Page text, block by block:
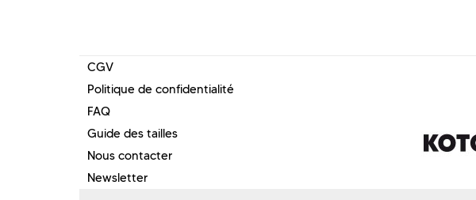
CGV
Politique de confidentialité
FAQ
Guide des tailles
Nous contacter
Newsletter